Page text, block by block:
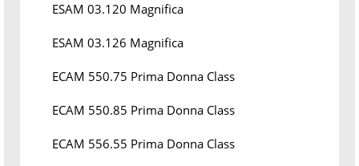
ESAM 03.120 Magnifica
ESAM 03.126 Magnifica
ECAM 550.75 Prima Donna Class
ECAM 550.85 Prima Donna Class
ECAM 556.55 Prima Donna Class